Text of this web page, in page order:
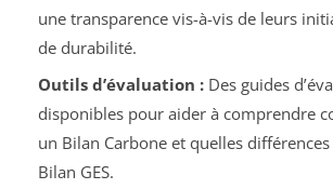
une transparence vis-à-vis de leurs
de durabilité.
Outils d’évaluation :Des guides
disponibles pour aider à comprendre
un Bilan Carbone et quelles
Bilan GES.